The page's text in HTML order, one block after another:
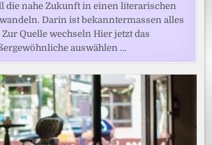
die nahe Zukunft in einen literarischen
Darin ist bekanntermassen alles
Quelle wechseln Hier jetzt das
auswählen …